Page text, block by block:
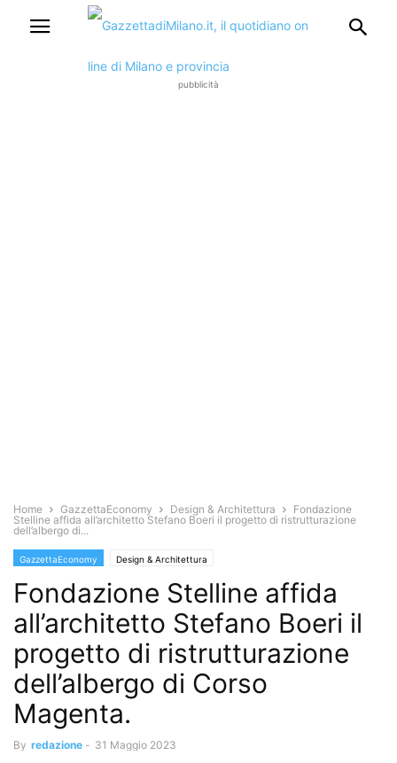
pubblicità
Home GazzettaEconomy Design & Architettura
Fondazione
Stelline affida all’architetto Stefano Boeri il progetto di ristrutturazione
dell’albergo di...
GazzettaEconomy Design & Architettura
Fondazione Stelline affida
all’architetto Stefano Boeri il
progetto di ristrutturazione
dell’albergo di Corso
Magenta.
By redazione - 31 Maggio 2023